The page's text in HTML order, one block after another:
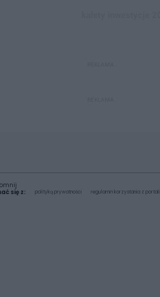
się z:
polityką prywatności regulamin korzystania z portali